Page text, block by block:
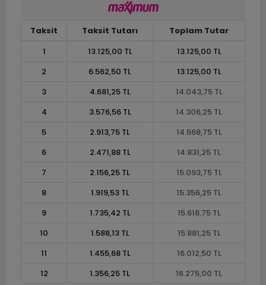
Taksit Taksit Tutarı
Toplam Tutar
1
13.125,00 TL
13.125,00 TL
2
6.562,50 TL
13.125,00 TL
3
4.681,25 TL
14.043,75 TL
4
3.576,56 TL
14.306,25 TL
5
2.913,75 TL
14.568,75 TL
6
2.471,88 TL
14.831,25 TL
7
2.156,25 TL
15.093,75 TL
8
1.919,53 TL
15.356,25 TL
9
1.735,42 TL
15.618,75 TL
10
1.588,13 TL
15.881,25 TL
11
1.455,68 TL
16.012,50 TL
12
1.356,25 TL 16.275,00 TL